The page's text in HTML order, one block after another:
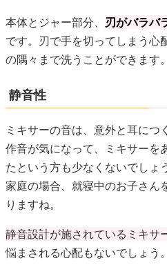
本体とジャー部分、 刃がバラバ
です。刃で手を切ってしまう心
の隅々まで洗うことができます。
静音性
ミキサーの音は、意外と耳につ
作音が気になって、ミキサーを
たという方も少なくないでしょ
家庭の場合、就寝中のお子さん
りますね。
静音設計が施されているミキサ
悩まされる心配もないでしょう。